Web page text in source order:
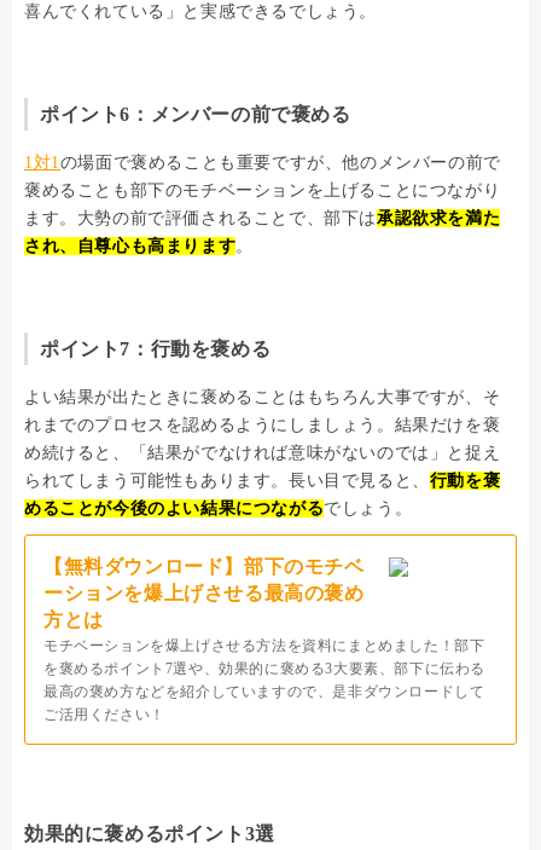
喜んでくれている」と実感できるでしょう。
ポイント6：メンバーの前で褒める
1対1の場面で褒めることも重要ですが、他のメンバーの前で
褒めることも部下のモチベーションを上げることにつながり
ます。大勢の前で評価されることで、部下は承認欲求を満た
され、自尊心も高まります。
ポイント7：行動を褒める
よい結果が出たときに褒めることはもちろん大事ですが、そ
れまでのプロセスを認めるようにしましょう。結果だけを褒
め続けると、「結果がでなければ意味がないのでは」と捉え
られてしまう可能性もあります。長い目で見ると、 行動を褒
めることが今後のよい結果につながるでしょう。
【無料ダウンロード】部下のモチベ
ーションを爆上げさせる最高の褒め
方とは
モチベーションを爆上げさせる方法を資料にまとめました！部下
を褒めるポイント7選や、効果的に褒める3大要素、部下に伝わる
最高の褒め方などを紹介していますので、是非ダウンロードして
ご活用ください！
効果的に褒めるポイント3選